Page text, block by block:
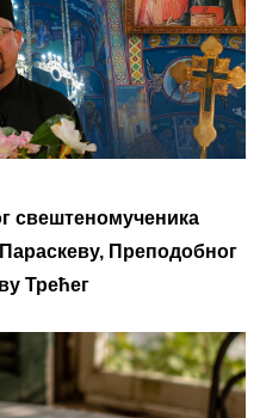
свештеномученика
Преподобног
Трећег